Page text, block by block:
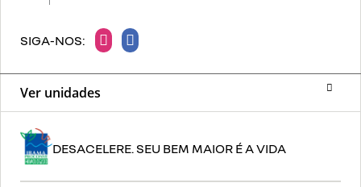
Ver unidades
SIGA-NOS:
DESACELERE. SEU BEM MAIOR É A VIDA